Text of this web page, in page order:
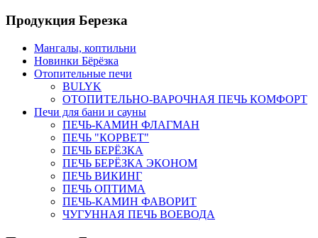
Продукция Березка
Мангалы, коптильни
Новинки Бёрёзка
Отопительные печи
BULYK
ОТОПИТЕЛЬНО-ВАРОЧНАЯ ПЕЧЬ КОМФОРТ
Печи для бани и сауны
ПЕЧЬ-КАМИН ФЛАГМАН
ПЕЧЬ "КОРВЕТ"
ПЕЧЬ БЕРЁЗКА
ПЕЧЬ БЕРЁЗКА ЭКОНОМ
ПЕЧЬ ВИКИНГ
ПЕЧЬ ОПТИМА
ПЕЧЬ-КАМИН ФАВОРИТ
ЧУГУННАЯ ПЕЧЬ ВОЕВОДА